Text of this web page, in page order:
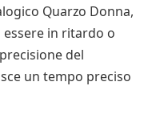
Quarzo Donna,
in ritardo o
del
un tempo preciso